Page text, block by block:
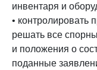
инвентаря и
• контролировать
решать все
и положения о
поданные